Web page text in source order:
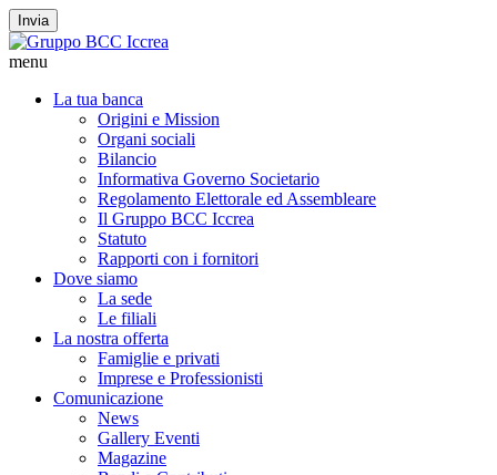
Invia
menu
La tua banca
Origini e Mission
Organi sociali
Bilancio
Informativa Governo Societario
Regolamento Elettorale ed Assembleare
Il Gruppo BCC Iccrea
Statuto
Rapporti con i fornitori
Dove siamo
La sede
Le filiali
La nostra offerta
Famiglie e privati
Imprese e Professionisti
Comunicazione
News
Gallery Eventi
Magazine